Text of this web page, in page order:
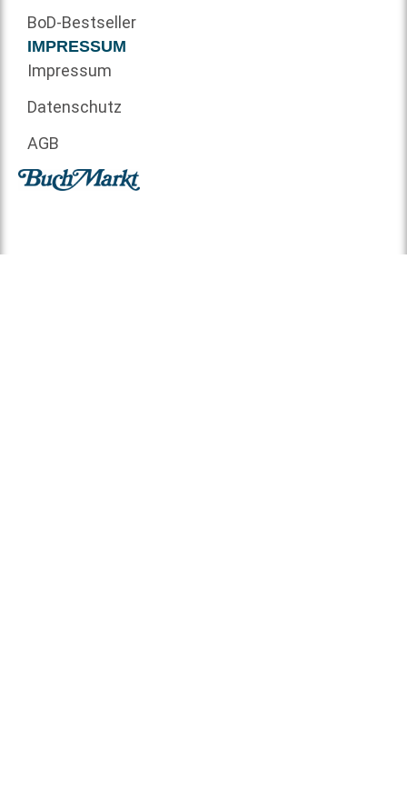
BoD-Bestseller
IMPRESSUM
Impressum
Datenschutz
AGB